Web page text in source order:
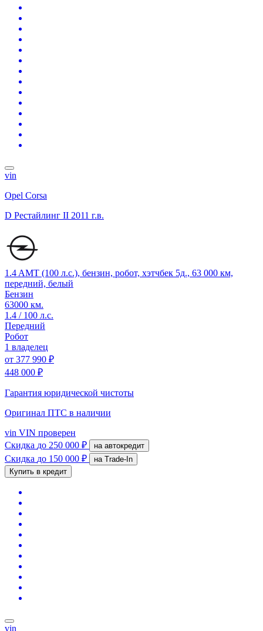
vin
Opel Corsa
D Рестайлинг II 2011 г.в.
1.4 AMT (100 л.с.), бензин, робот, хэтчбек 5д., 63 000 км,
передний, белый
Бензин
63000 км.
1.4 / 100 л.с.
Передний
Робот
1 владелец
от 377 990 ₽
448 000 ₽
Гарантия юридической чистоты
Оригинал ПТС в наличии
vin VIN проверен
Скидка до 250 000 ₽ на автокредит
Скидка до 150 000 ₽
на Trade-In
Купить в кредит
vin